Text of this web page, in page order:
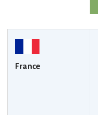
France